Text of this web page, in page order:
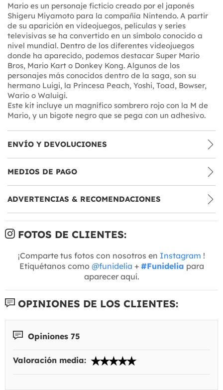
Mario es un personaje ficticio creado por el japonés
Shigeru Miyamoto para la compañía Nintendo. A partir
de su aparición en videojuegos, películas y series
televisivas se ha convertido en un símbolo conocido a
nivel mundial. Dentro de los diferentes videojuegos
donde ha aparecido, podemos destacar Super Mario
Bros, Mario Kart o Donkey Kong. Algunos de los
personajes más conocidos dentro de la saga, son su
hermano Luigi, la Princesa Peach, Yoshi, Toad, Bowser,
Wario o Waluigi.
Este kit incluye un magnífico sombrero rojo con la M de
Mario, y un bigote negro que se pega con un adhesivo.
ENVÍO Y DEVOLUCIONES
MEDIOS DE PAGO
ADVERTENCIAS & RECOMENDACIONES
FOTOS DE CLIENTES:
¡Comparte tus fotos con nosotros en Instagram !
Etiquétanos como @funidelia + #Funidelia para
aparecer aquí.
OPINIONES DE LOS CLIENTES:
Opiniones 75
Valoración media: